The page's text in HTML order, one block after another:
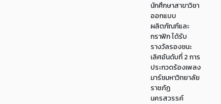
นักศึกษาสาขาวิชา
ออกแบบ
ผลิตภัณฑ์และ
กราฟิก ได้รับ
รางวัลรองชนะ
เลิศอันดับที่ 2 การ
ประกวดร้องเพลง
มาร์ชมหาวิทยาลัย
ราชภัฏ
นครสวรรค์